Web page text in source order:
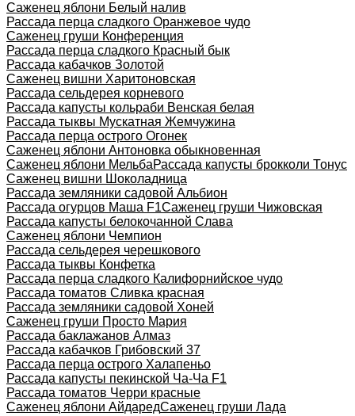
Саженец яблони Белый налив
Рассада перца сладкого Оранжевое чудо
Саженец груши Конференция
Рассада перца сладкого Красный бык
Рассада кабачков Золотой
Саженец вишни Харитоновская
Рассада сельдерея корневого
Рассада капусты кольраби Венская белая
Рассада тыквы Мускатная Жемчужина
Рассада перца острого Огонек
Саженец яблони Антоновка обыкновенная
Саженец яблони МельбаРассада капусты брокколи Тонус
Саженец вишни Шоколадница
Рассада земляники садовой Альбион
Рассада огурцов Маша F1Саженец груши Чижовская
Рассада капусты белокочанной Слава
Саженец яблони Чемпион
Рассада сельдерея черешкового
Рассада тыквы Конфетка
Рассада перца сладкого Калифорнийское чудо
Рассада томатов Сливка красная
Рассада земляники садовой Хоней
Саженец груши Просто Мария
Рассада баклажанов Алмаз
Рассада кабачков Грибовский 37
Рассада перца острого Халапеньо
Рассада капусты пекинской Ча-Ча F1
Рассада томатов Черри красные
Саженец яблони АйдаредСаженец груши Лада